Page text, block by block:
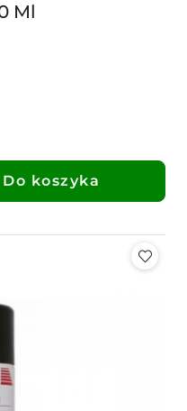
Ml
Do koszyka